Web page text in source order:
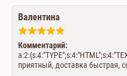
Валентина
Комментарий:
приятный, доставка быстрая,